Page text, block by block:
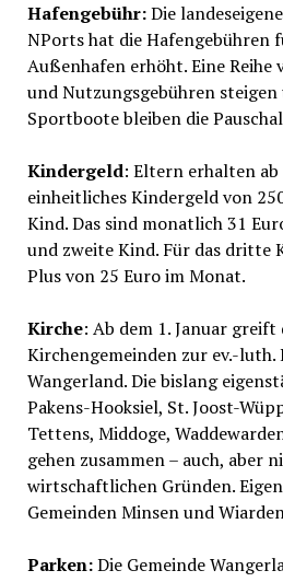
Hafengebühr:Die
NPorts hat die Hafengebühren
Außenhafen erhöht. Eine
und Nutzungsgebühren
Sportboote bleiben die
Kindergeld: Eltern erhalten ab
einheitliches Kindergeld von
Kind. Das sind monatlich 31
und zweite Kind. Für das dritte
Plus von 25 Euro im Monat.
Kirche: Ab dem 1. Januar greift
Kirchengemeinden zur ev.-luth.
Wangerland. Die bislang
Pakens-Hooksiel, St. Joost-
Tettens, Middoge,
gehen zusammen – auch, aber
wirtschaftlichen Gründen.
Gemeinden Minsen und
Parken:Die Gemeinde